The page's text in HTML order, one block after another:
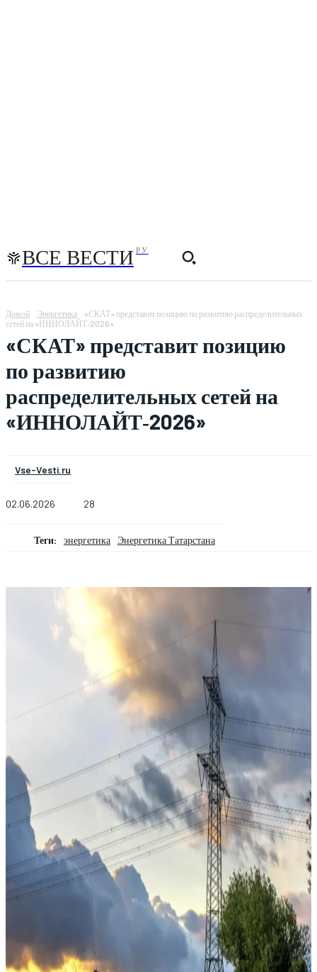
ВСЕ ВЕСТИ РУ
Домой Энергетика
«СКАТ» представит позицию по развитию распределительных
сетей на «ИННОЛАЙТ‑2026»
«СКАТ» представит позицию
по развитию
распределительных сетей на
«ИННОЛАЙТ‑2026»
Vse-Vesti.ru
02.06.2026 28
Теги: энергетика Энергетика Татарстана